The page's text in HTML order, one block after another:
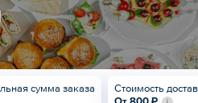
сумма заказа
Стоимость